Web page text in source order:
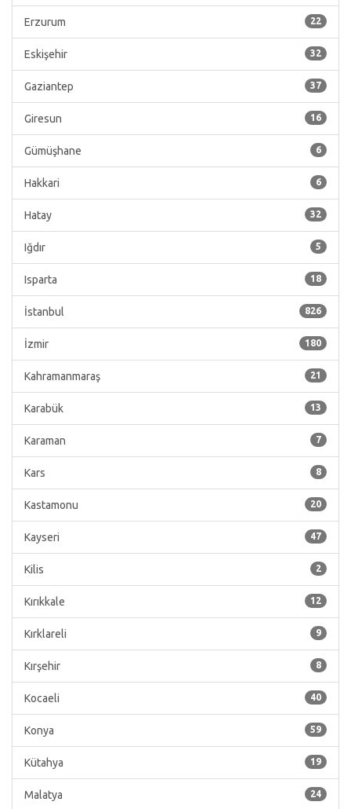
22
Erzurum
32
Eskişehir
37
Gaziantep
16
Giresun
6
Gümüşhane
6
Hakkari
32
Hatay
5
Iğdır
18
Isparta
826
İstanbul
180
İzmir
21
Kahramanmaraş
13
Karabük
7
Karaman
8
Kars
20
Kastamonu
47
Kayseri
2
Kilis
12
Kırıkkale
9
Kırklareli
8
Kırşehir
40
Kocaeli
59
Konya
19
Kütahya
24
Malatya